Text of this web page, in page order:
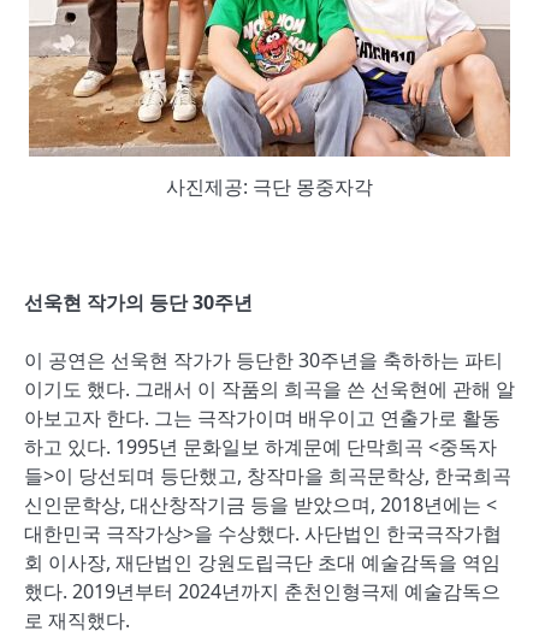
사진제공: 극단 몽중자각
선욱현 작가의 등단30주년
이 공연은 선욱현 작가가 등단한 30주년을 축하하는 파티
이기도 했다. 그래서 이 작품의 희곡을 쓴 선욱현에 관해 알
아보고자 한다. 그는 극작가이며 배우이고 연출가로 활동
하고 있다. 1995년 문화일보 하계문예 단막희곡 <중독자
들>이 당선되며 등단했고, 창작마을 희곡문학상, 한국희곡
신인문학상, 대산창작기금 등을 받았으며, 2018년에는 <
대한민국 극작가상>을 수상했다. 사단법인 한국극작가협
회 이사장, 재단법인 강원도립극단 초대 예술감독을 역임
했다. 2019년부터 2024년까지 춘천인형극제 예술감독으
로 재직했다.